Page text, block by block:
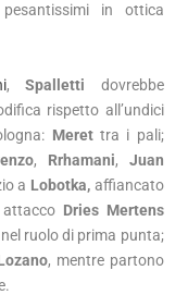
in ottica
,Spalletti dovrebbe
rispetto all’undici
Merettra i pali;
, Rrhamani, Juan
a Lobotka, affiancato
Dries Mertens
nel ruolo di prima punta;
, mentre partono